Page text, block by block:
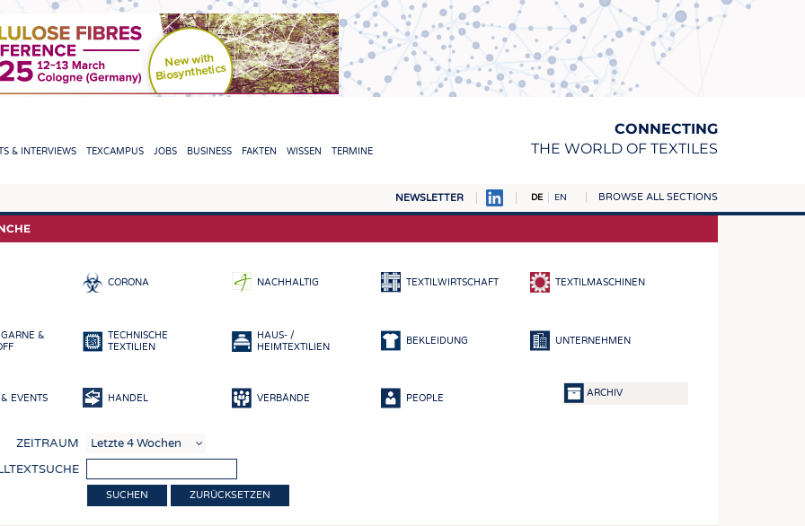
CONNECTING
THE WORLD OF TEXTILES
& INTERVIEWS TEXCAMPUS JOBS BUSINESS FAKTEN WISSEN TERMINE
NEWSLETTER DE EN BROWSE ALL SECTIONS
TEXTILE LEADERSHIP FASERN
GEWEBE
VLIESSTOFFE
CORONA NACHHALTIG TEXTILWIRTSCHAFT TEXTILMASCHINEN
&
TECHNISCHE
TEXTILIEN
HAUS- /
HEIMTEXTILIEN
BEKLEIDUNG UNTERNEHMEN
EVENTS HANDEL VERBÄNDE PEOPLE ARCHIV
ZEITRAUM
ZURÜCKSETZEN